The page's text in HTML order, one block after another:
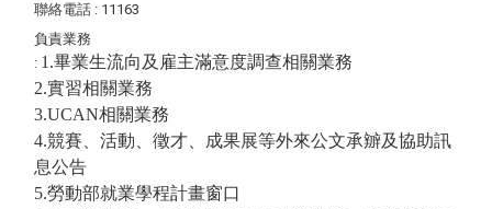
聯絡電話 : 11163
負責業務
: 1.畢業生流向及雇主滿意度調查相關業務
2.實習相關業務
3.UCAN相關業務
4.競賽、活動、徵才、成果展等外來公文承辧及協助訊
息公告
5.勞動部就業學程計畫窗口